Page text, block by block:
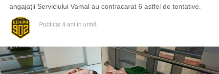
angajații Serviciului Vamal au contracarat 6 astfel de tentative.
Publicat 4 ani în urmă